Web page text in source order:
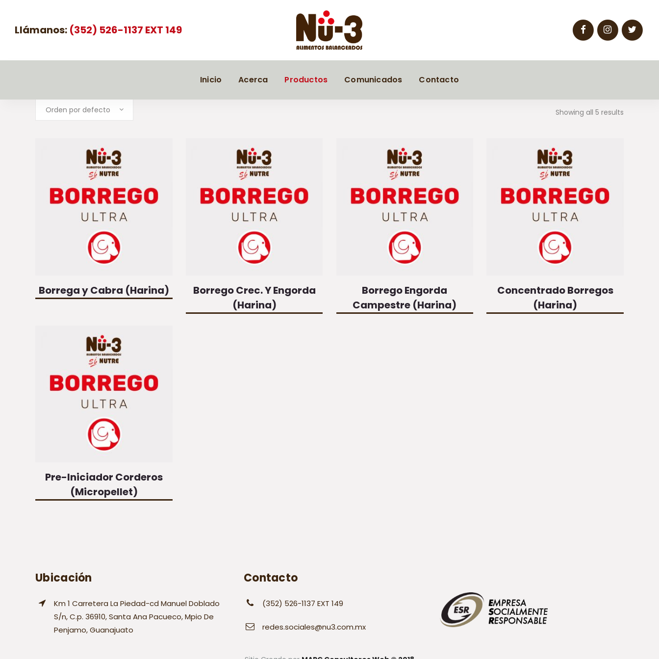
Llámanos: (352) 526-1137 EXT 149
Inicio Acerca Productos Comunicados Contacto
Showing all 5 results
Orden por defecto
Borrega y Cabra (Harina)
Borrego Crec. Y Engorda
(Harina)
Borrego Engorda
Campestre (Harina)
Concentrado Borregos
(Harina)
Pre-Iniciador Corderos
(Micropellet)
Ubicación
Km 1 Carretera La Piedad-cd Manuel Doblado
S/n, C.p. 36910, Santa Ana Pacueco, Mpio De
Penjamo, Guanajuato
Contacto
(352) 526-1137 EXT 149
redes.sociales@nu3.com.mx